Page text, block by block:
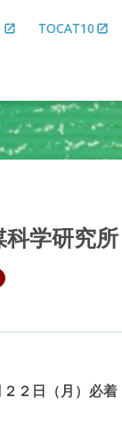
TOCAT10
科学研究所
２日（月）必着